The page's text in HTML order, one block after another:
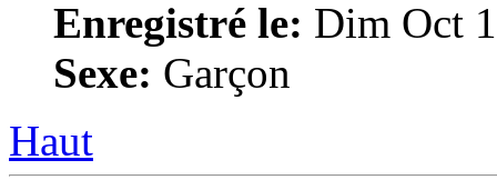
Enregistré le: Dim Oct
Sexe: Garçon
Haut